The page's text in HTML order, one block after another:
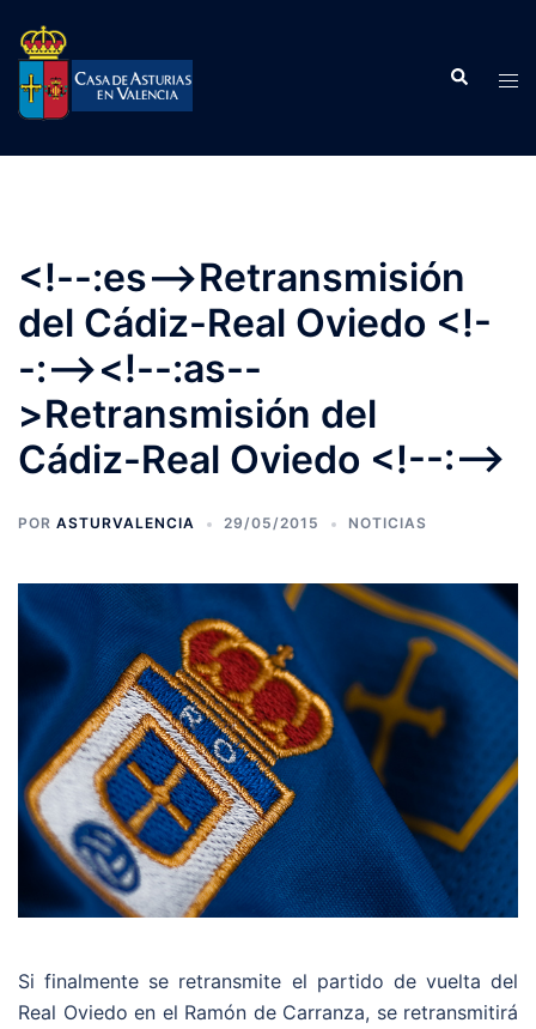
contenido
Buscar
<!--:es-->Retransmisión
del Cádiz-Real Oviedo <!-
-:--><!--:as--
>Retransmisión del
Cádiz-Real Oviedo <!--:-->
POR ASTURVALENCIA 29/05/2015 NOTICIAS
Si finalmente se retransmite el partido de vuelta del
Real Oviedo en el Ramón de Carranza, se retransmitirá